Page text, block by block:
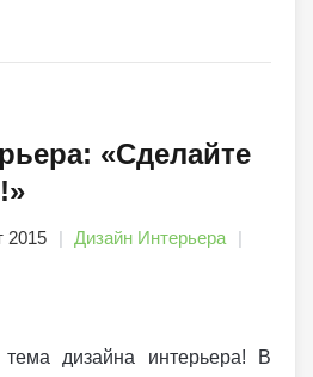
«Сделайте
2015
Дизайн Интерьера
дизайна интерьера! В